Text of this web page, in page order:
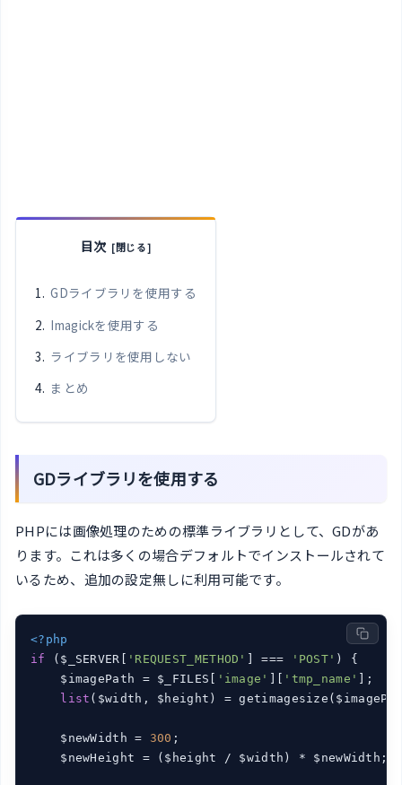
目次
GDライブラリを使用する
Imagickを使用する
ライブラリを使用しない
まとめ
GDライブラリを使用する
PHPには画像処理のための標準ライブラリとして、GDがあ
ります。これは多くの場合デフォルトでインストールされて
いるため、追加の設定無しに利用可能です。
<?php
if
($_SERVER[ 'REQUEST_METHOD' ] === 'POST' ) {
    $imagePath = $_FILES[
'image' 'tmp_name'
];
list ($width, $height) =
    $newWidth =
300 ;
    $newHeight = ($height / $width) * $newWidth;